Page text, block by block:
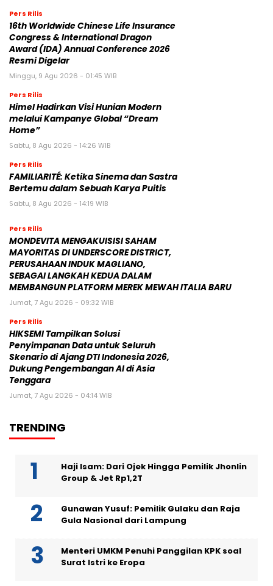
Pers Rilis
16th Worldwide Chinese Life Insurance
Congress & International Dragon
Award (IDA) Annual Conference 2026
Resmi Digelar
Minggu, 9 Agu 2026 - 01:45 WIB
Pers Rilis
Himel Hadirkan Visi Hunian Modern
melalui Kampanye Global “Dream
Home”
Sabtu, 8 Agu 2026 - 14:26 WIB
Pers Rilis
FAMILIARITÉ: Ketika Sinema dan Sastra
Bertemu dalam Sebuah Karya Puitis
Sabtu, 8 Agu 2026 - 14:19 WIB
Pers Rilis
MONDEVITA MENGAKUISISI SAHAM
MAYORITAS DI UNDERSCORE DISTRICT,
PERUSAHAAN INDUK MAGLIANO,
SEBAGAI LANGKAH KEDUA DALAM
MEMBANGUN PLATFORM MEREK MEWAH ITALIA BARU
Jumat, 7 Agu 2026 - 09:32 WIB
Pers Rilis
HIKSEMI Tampilkan Solusi
Penyimpanan Data untuk Seluruh
Skenario di Ajang DTI Indonesia 2026,
Dukung Pengembangan AI di Asia
Tenggara
Jumat, 7 Agu 2026 - 04:14 WIB
TRENDING
Haji Isam: Dari Ojek Hingga Pemilik Jhonlin
Group & Jet Rp1,2T
Gunawan Yusuf: Pemilik Gulaku dan Raja
Gula Nasional dari Lampung
Menteri UMKM Penuhi Panggilan KPK soal
Surat Istri ke Eropa